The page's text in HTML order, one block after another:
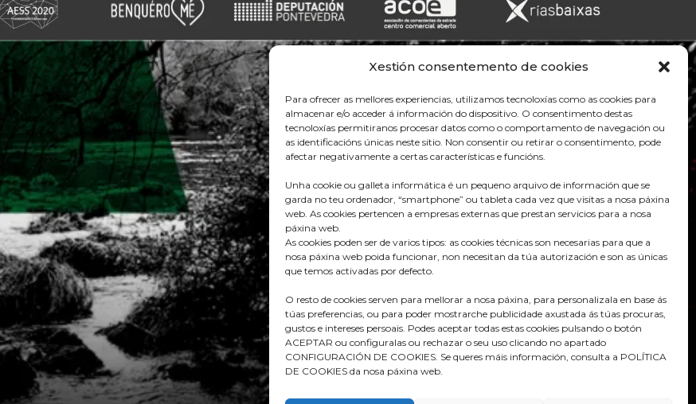
Xestión consentemento de cookies
Para ofrecer as mellores experiencias, utilizamos tecnoloxías como as cookies para
almacenar e/o acceder á información do dispositivo. O consentimento destas
tecnoloxías permitiranos procesar datos como o comportamento de navegación ou
as identificacións únicas neste sitio. Non consentir ou retirar o consentimento, pode
afectar negativamente a certas características e funcións.
Unha cookie ou galleta informática é un pequeno arquivo de información que se
garda no teu ordenador, “smartphone” ou tableta cada vez que visitas a nosa páxina
web. As cookies pertencen a empresas externas que prestan servicios para a nosa
páxina web.
As cookies poden ser de varios tipos: as cookies técnicas son necesarias para que a
nosa páxina web poida funcionar, non necesitan da túa autorización e son as únicas
que temos activadas por defecto.
O resto de cookies serven para mellorar a nosa páxina, para personalizala en base ás
túas preferencias, ou para poder mostrarche publicidade axustada ás túas procuras,
gustos e intereses persoais. Podes aceptar todas estas cookies pulsando o botón
ACEPTAR ou configuralas ou rechazar o seu uso clicando no apartado
CONFIGURACIÓN DE COOKIES. Se queres máis información, consulta a POLÍTICA
DE COOKIES da nosa páxina web.
36680 A Estrada – Pontevedra
Telf: 986570165
info@aestrada.gal